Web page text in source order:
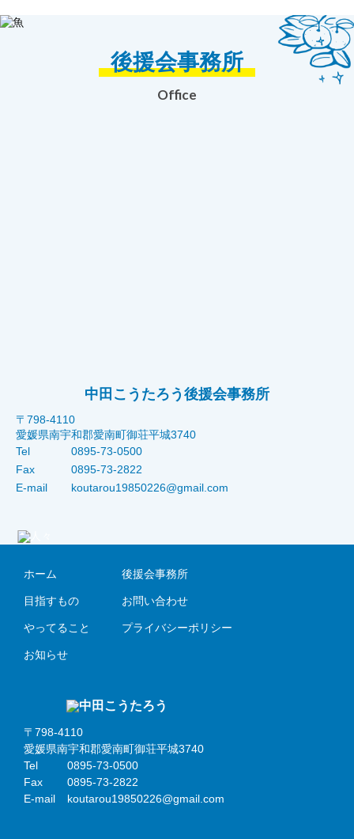
後援会事務所
Office
中田こうたろう後援会事務所
〒798-4110
愛媛県南宇和郡愛南町御荘平城3740
Tel
0895-73-0500
Fax
0895-73-2822
E-mail
koutarou19850226@gmail.com
ホーム
目指すもの
やってること
お知らせ
後援会事務所
お問い合わせ
プライバシーポリシー
〒798-4110
愛媛県南宇和郡愛南町御荘平城3740
Tel
0895-73-0500
Fax
0895-73-2822
E-mail
koutarou19850226@gmail.com